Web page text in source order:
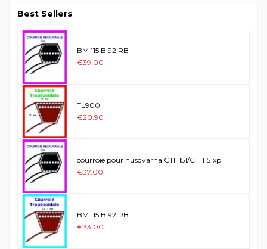
Best Sellers
BM 115 B 92 RB
€39.00
TL900
€20.90
courroie pour husqvarna CTH151/CTH151xp
€37.00
BM 115 B 92 RB
€33.00